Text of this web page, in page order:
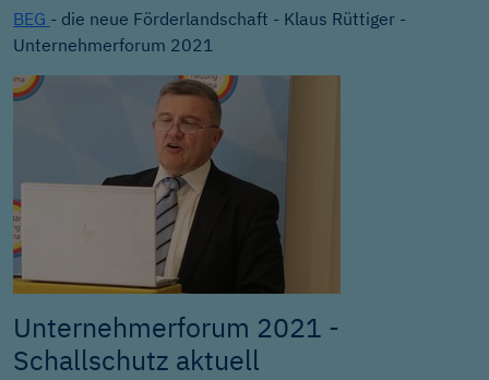
BEG - die neue Förderlandschaft - Klaus Rüttiger -
Unternehmerforum 2021
Unternehmerforum 2021 -
Schallschutz aktuell